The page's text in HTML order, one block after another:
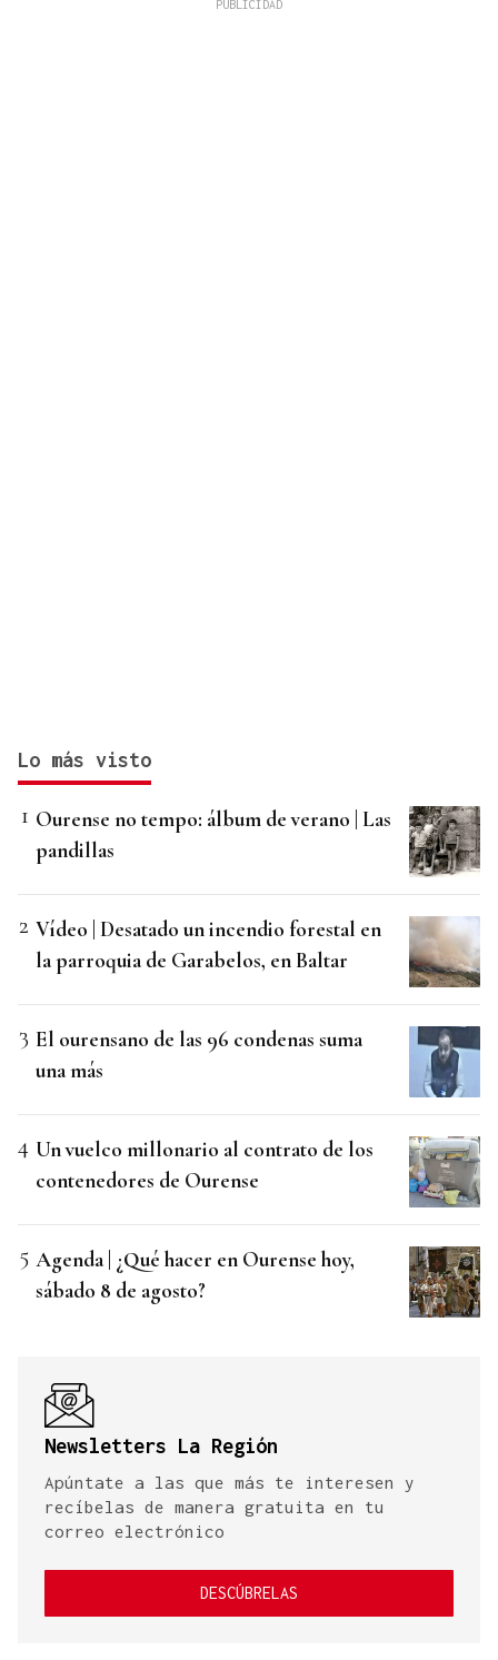
Lo más visto
Ourense no tempo: álbum de verano | Las
pandillas
Vídeo | Desatado un incendio forestal en
la parroquia de Garabelos, en Baltar
El ourensano de las 96 condenas suma
una más
Un vuelco millonario al contrato de los
contenedores de Ourense
Agenda | ¿Qué hacer en Ourense hoy,
sábado 8 de agosto?
Newsletters La Región
Apúntate a las que más te interesen y
recíbelas de manera gratuita en tu
correo electrónico
DESCÚBRELAS